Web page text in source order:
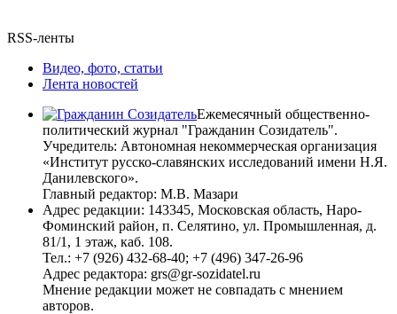
RSS-ленты
Видео, фото, статьи
Лента новостей
Ежемесячный общественно-
политический журнал "Гражданин Созидатель".
Учредитель: Автономная некоммерческая организация
«Институт русско-славянских исследований имени Н.Я.
Данилевского».
Главный редактор: М.В. Мазари
Адрес редакции: 143345, Московская область, Наро-
Фоминский район, п. Селятино, ул. Промышленная, д.
81/1, 1 этаж, каб. 108.
Тел.: +7 (926) 432-68-40; +7 (496) 347-26-96
Адрес редактора: grs@gr-sozidatel.ru
Мнение редакции может не совпадать с мнением
авторов.